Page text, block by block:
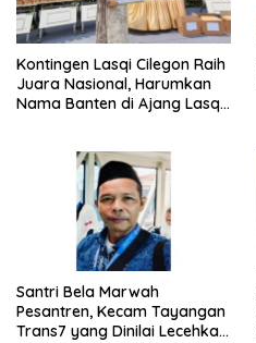
Kontingen Lasqi Cilegon Raih
Juara Nasional, Harumkan
Nama Banten di Ajang Lasqi
Santri Bela Marwah
Pesantren, Kecam Tayangan
Trans7 yang Dinilai Lecehkan